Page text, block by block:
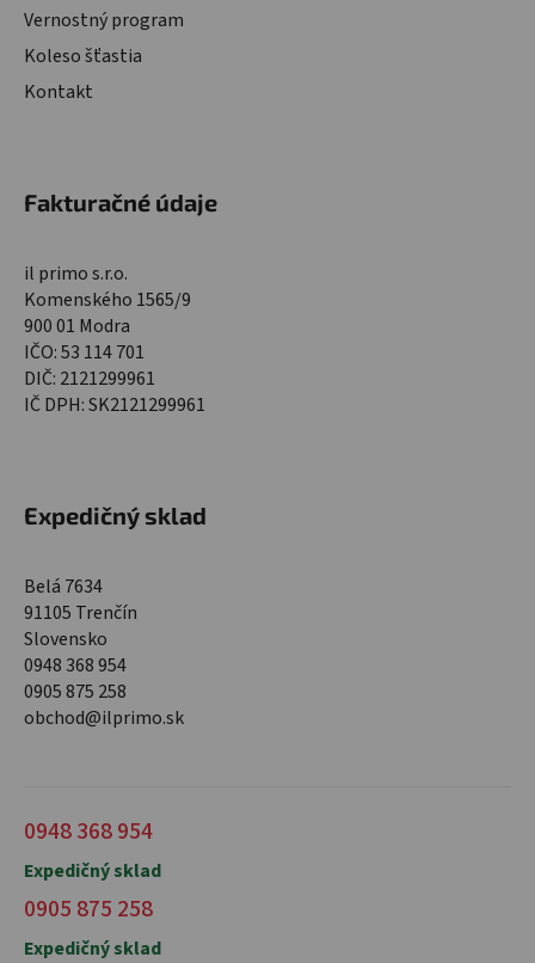
Vernostný program
Koleso šťastia
Kontakt
Fakturačné údaje
il primo s.r.o.
Komenského 1565/9
900 01 Modra
IČO: 53 114 701
DIČ: 2121299961
IČ DPH: SK2121299961
Expedičný sklad
Belá 7634
91105 Trenčín
Slovensko
0948 368 954
0905 875 258
obchod@ilprimo.sk
0948 368 954
Expedičný sklad
0905 875 258
Expedičný sklad